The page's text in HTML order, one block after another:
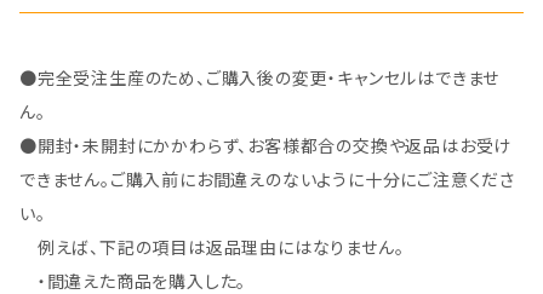
●完全受注生産のため、ご購入後の変更・キャンセルはできませ
ん。
●開封・未開封にかかわらず、お客様都合の交換や返品はお受け
できません。ご購入前にお間違えのないように十分にご注意くださ
い。
例えば、下記の項目は返品理由にはなりません。
・間違えた商品を購入した。